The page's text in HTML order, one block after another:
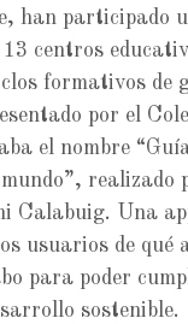
han participado
centros
formativos de
por el
el nombre
realizado
Calabuig. Una
usuarios de qué
para poder
sostenible.